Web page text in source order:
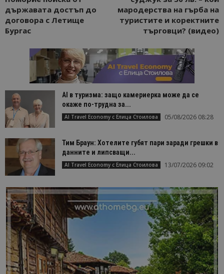
държавата достъп до
договора с Летище
Бургас
мародерства на гърба на
туристите и коректните
търговци? (видео)
AI в туризма: защо камериерка може да се
окаже по-трудна за...
AI Travel Economy с Елица Стоилова 05/08/2026 08:28
Тим Браун: Хотелите губят пари заради грешки в
данните и липсващи...
AI Travel Economy с Елица Стоилова 13/07/2026 09:02